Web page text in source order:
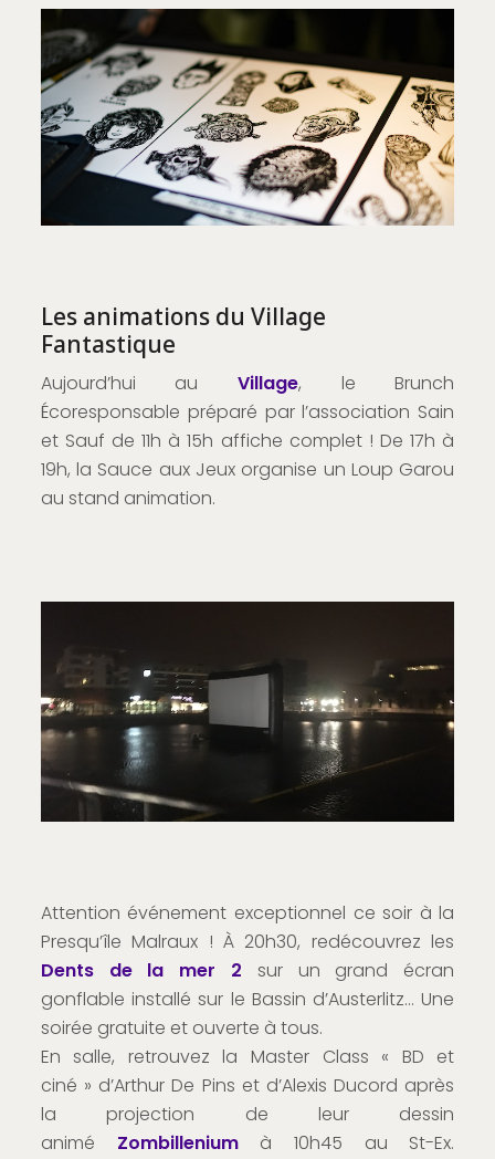
Les animations du Village
Fantastique
Aujourd’hui au Village, le Brunch
Écoresponsable préparé par l’association Sain
et Sauf de 11h à 15h affiche complet ! De 17h à
19h, la Sauce aux Jeux organise un Loup Garou
au stand animation.
Attention événement exceptionnel ce soir à la
Presqu’île Malraux ! À 20h30, redécouvrez les
Dents de la mer 2 sur un grand écran
gonflable installé sur le Bassin d’Austerlitz… Une
soirée gratuite et ouverte à tous.
En salle, retrouvez la Master Class « BD et
ciné » d’Arthur De Pins et d’Alexis Ducord après
la projection de leur dessin
animé Zombilleniumà 10h45 au St-Ex.